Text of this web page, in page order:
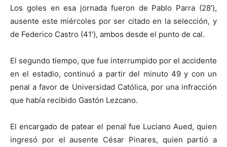
Los goles en esa jornada fueron de Pablo Parra (28′),
ausente este miércoles por ser citado en la selección, y
de Federico Castro (41′), ambos desde el punto de cal.
El segundo tiempo, que fue interrumpido por el accidente
en el estadio, continuó a partir del minuto 49 y con un
penal a favor de Universidad Católica, por una infracción
que había recibido Gastón Lezcano.
El encargado de patear el penal fue Luciano Aued, quien
ingresó por el ausente César Pinares, quien partió a